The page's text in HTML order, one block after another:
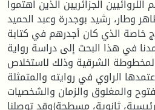
الجزائريين الذين اهتموا
وطار، رشيد بوجدرة وعبد الحميد
خاصة الذي كان أجدرهم في كتابة
في هذا البحث إلى دراسة رواية
الشرقية وذلك لاستخلاص
الراوي في روايته والمتمثلة
والمغلوق والزمان والشخصيات
ثانوية، مسطحة)وقد توصلنا